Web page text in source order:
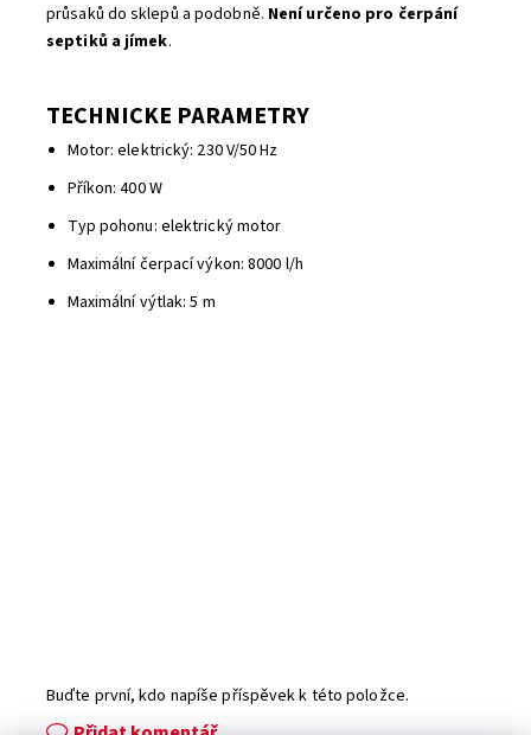
průsaků do sklepů a podobně. Není určeno pro čerpání
septiků a jímek.
TECHNICKE PARAMETRY
Motor: elektrický: 230 V/50 Hz
Příkon: 400 W
Typ pohonu: elektrický motor
Maximální čerpací výkon: 8000 l/h
Maximální výtlak: 5 m
Buďte první, kdo napíše příspěvek k této položce.